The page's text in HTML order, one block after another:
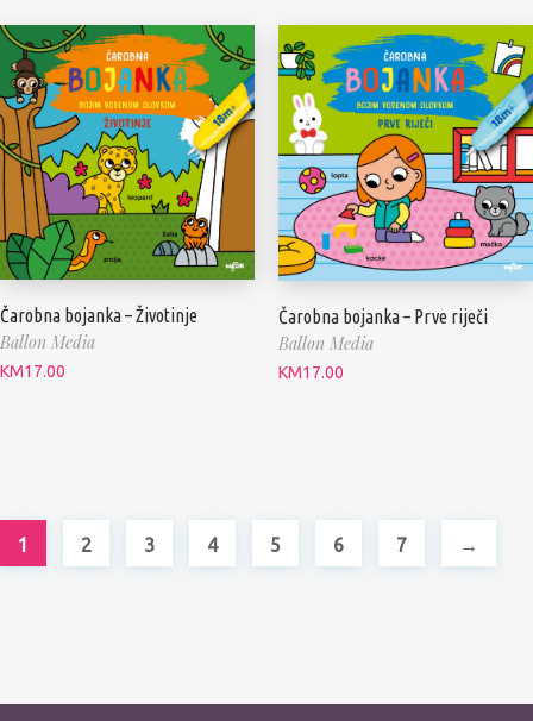
Čarobna bojanka – Životinje
Ballon Media
KM17.00
Čarobna bojanka – Prve riječi
Ballon Media
KM17.00
1 2 3 4 5 6 7 →